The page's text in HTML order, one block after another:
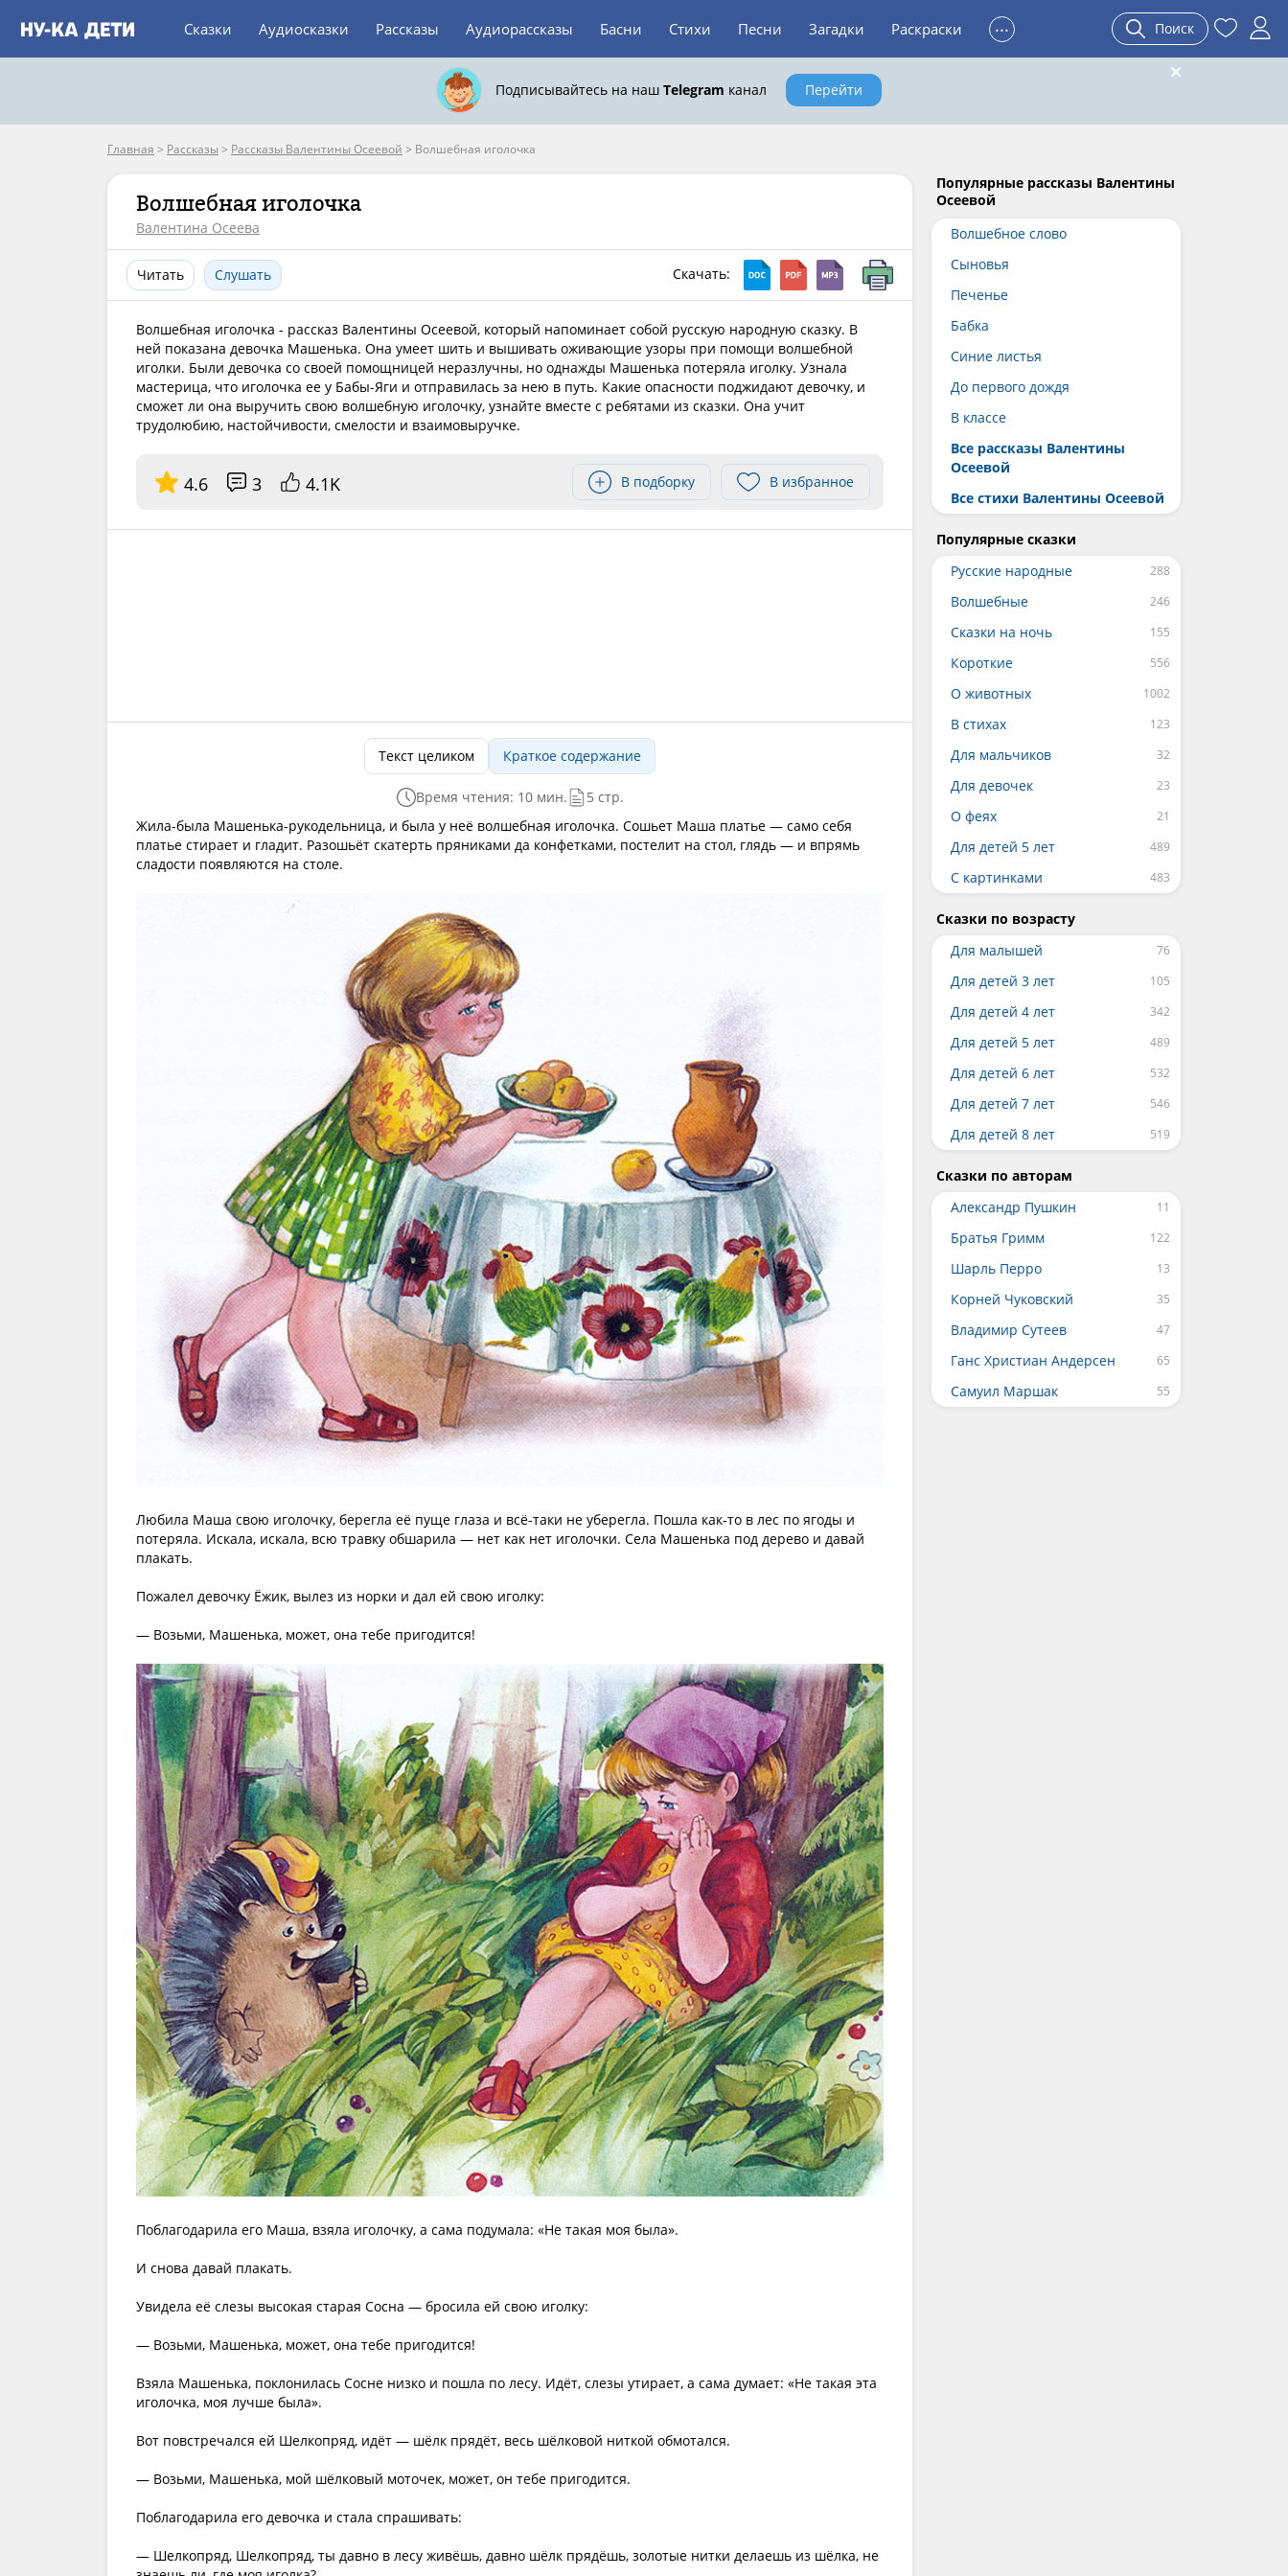
Сказки Аудиосказки Рассказы Аудиорассказы Басни Стихи Песни Загадки Раскраски ... Поиск
Подписывайтесь на наш Telegram канал Перейти
Главная > Рассказы > Рассказы Валентины Осеевой > Волшебная иголочка
Волшебная иголочка
Валентина Осеева
Читать Слушать Скачать:
Волшебная иголочка - рассказ Валентины Осеевой, который напоминает собой русскую народную сказку. В
ней показана девочка Машенька. Она умеет шить и вышивать оживающие узоры при помощи волшебной
иголки. Были девочка со своей помощницей неразлучны, но однажды Машенька потеряла иголку. Узнала
мастерица, что иголочка ее у Бабы-Яги и отправилась за нею в путь. Какие опасности поджидают девочку, и
сможет ли она выручить свою волшебную иголочку, узнайте вместе с ребятами из сказки. Она учит
трудолюбию, настойчивости, смелости и взаимовыручке.
4.6 3 4.1K В подборку В избранное
Текст целиком Краткое содержание
Время чтения: 10 мин.
5 стр.
Жила-была Машенька-рукодельница, и была у неё волшебная иголочка. Сошьет Маша платье — само себя
платье стирает и гладит. Разошьёт скатерть пряниками да конфетками, постелит на стол, глядь — и впрямь
сладости появляются на столе.
Любила Маша свою иголочку, берегла её пуще глаза и всё-таки не уберегла. Пошла как-то в лес по ягоды и
потеряла. Искала, искала, всю травку обшарила — нет как нет иголочки. Села Машенька под дерево и давай
плакать.
Пожалел девочку Ёжик, вылез из норки и дал ей свою иголку:
— Возьми, Машенька, может, она тебе пригодится!
Поблагодарила его Маша, взяла иголочку, а сама подумала: «Не такая моя была».
И снова давай плакать.
Увидела её слезы высокая старая Сосна — бросила ей свою иголку:
— Возьми, Машенька, может, она тебе пригодится!
Взяла Машенька, поклонилась Сосне низко и пошла по лесу. Идёт, слезы утирает, а сама думает: «Не такая эта
иголочка, моя лучше была».
Вот повстречался ей Шелкопряд, идёт — шёлк прядёт, весь шёлковой ниткой обмотался.
— Возьми, Машенька, мой шёлковый моточек, может, он тебе пригодится.
Поблагодарила его девочка и стала спрашивать:
— Шелкопряд, Шелкопряд, ты давно в лесу живёшь, давно шёлк прядёшь, золотые нитки делаешь из шёлка, не
Популярные рассказы Валентины
Осеевой
Волшебное слово
Сыновья
Печенье
Бабка
Синие листья
До первого дождя
В классе
Все рассказы Валентины
Осеевой
Все стихи Валентины Осеевой
Популярные сказки
Русские народные
Волшебные
Сказки на ночь
Короткие
О животных
В стихах
Для мальчиков
Для девочек
О феях
Для детей 5 лет
С картинками
Сказки по возрасту
Для малышей
Для детей 3 лет
Для детей 4 лет
Для детей 5 лет
Для детей 6 лет
Для детей 7 лет
Для детей 8 лет
Сказки по авторам
Александр Пушкин
Братья Гримм
Шарль Перро
Корней Чуковский
Владимир Сутеев
Ганс Христиан Андерсен
Самуил Маршак